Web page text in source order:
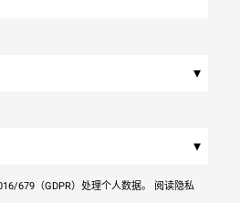
▾
▾
679（GDPR）处理个人数据。 阅读隐私